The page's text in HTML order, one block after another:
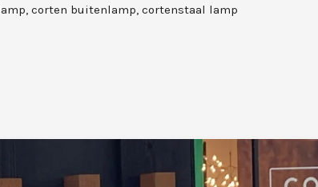
corten buitenlamp, cortenstaal lamp